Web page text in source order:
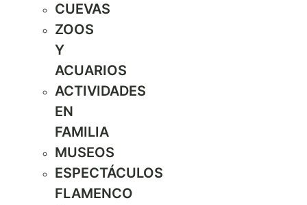
CUEVAS
ZOOS
Y
ACUARIOS
ACTIVIDADES
EN
FAMILIA
MUSEOS
ESPECTÁCULOS
FLAMENCO